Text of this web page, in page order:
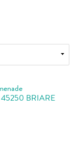
45250 BRIARE